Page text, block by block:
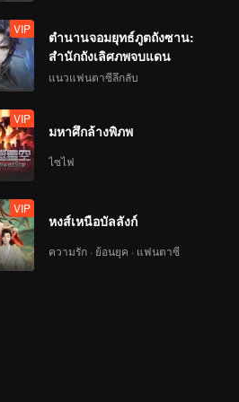
VIP
ตำนานจอมยุทธ์ภูตถังซาน:
สำนักถังเลิศภพจบแดน
แนวแฟนตาซีลึกลับ
VIP
มหาศึกล้างพิภพ
ไซไฟ
VIP
หงส์เหนือบัลลังก์
ความรัก · ย้อนยุค · แฟนตาซี